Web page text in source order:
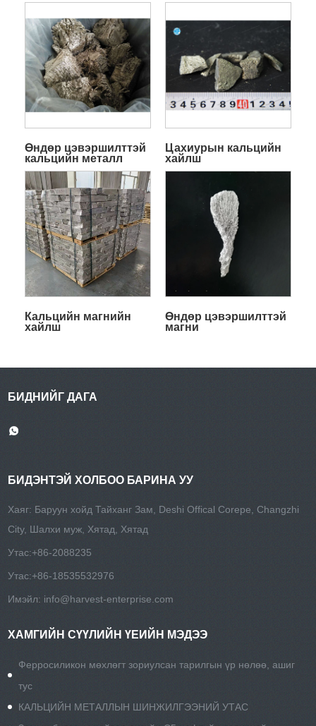
Өндөр цэвэршилттэй
кальцийн металл
Цахиурын кальцийн
хайлш
Кальцийн магнийн
хайлш
Өндөр цэвэршилттэй
магни
БИДНИЙГ ДАГА
БИДЭНТЭЙ ХОЛБОО БАРИНА УУ
Хаяг: Баруун хойд Тайханг Зам, Deshi Offical Corepe, Changzhi
City, Шалхи муж, Хятад, Хятад
Утас:+86-2088235
Утас:+86-18535532976
Имэйл: info@harvest-enterprise.com
ХАМГИЙН СҮҮЛИЙН ҮЕИЙН МЭДЭЭ
Ферросиликон мөхлөгт зориулсан тарилгын үр нөлөө, ашиг
тус
КАЛЬЦИЙН МЕТАЛЛЫН ШИНЖИЛГЭЭНИЙ УТАС